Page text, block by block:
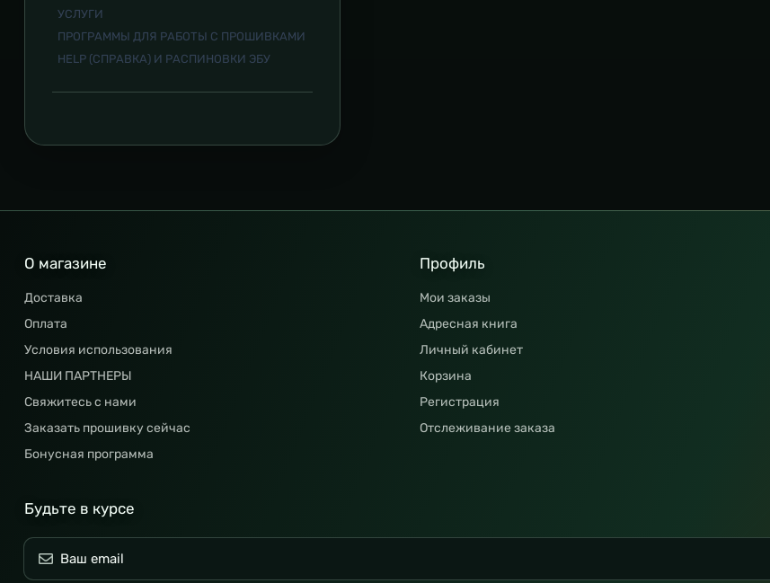
УСЛУГИ
ПРОГРАММЫ ДЛЯ РАБОТЫ С ПРОШИВКАМИ
HELP (СПРАВКА) И РАСПИНОВКИ ЭБУ
О магазине
Доставка
Оплата
Условия использования
НАШИ ПАРТНЕРЫ
Свяжитесь с нами
Заказать прошивку сейчас
Бонусная программа
Профиль
Мои заказы
Адресная книга
Личный кабинет
Корзина
Регистрация
Отслеживание заказа
Будьте в курсе